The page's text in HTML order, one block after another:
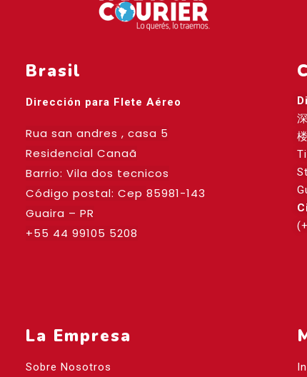
Brasil
Dirección para Flete Aéreo
Rua san andres , casa 5
Residencial Canaã
Barrio: Vila dos tecnicos
Código postal: Cep 85981-143
Guaira – PR
+55 44 99105 5208
La Empresa
Sobre Nosotros